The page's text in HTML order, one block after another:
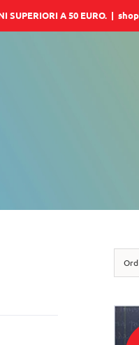
SUPERIORI A 50 EURO. |